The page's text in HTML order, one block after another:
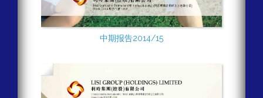
中期报告2014/15